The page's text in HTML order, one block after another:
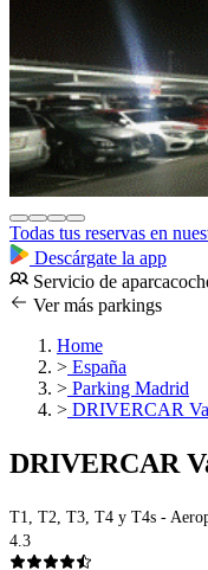
Todas tus reservas en
Descárgate la app
Servicio de
Ver más parkings
Home
> España
> Parking Madrid
> DRIVERCAR
DRIVERCAR
T1, T2, T3, T4 y T4s -
4.3